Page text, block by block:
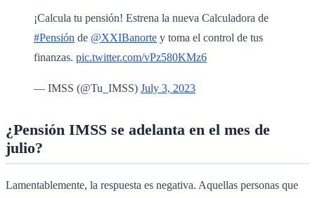
¡Calcula tu pensión! Estrena la nueva Calculadora de
#Pensión de @XXIBanorte y toma el control de tus
finanzas. pic.twitter.com/vPz580KMz6
— IMSS (@Tu_IMSS) July 3, 2023
¿Pensión IMSS se adelanta en el mes de
julio?
Lamentablemente, la respuesta es negativa. Aquellas personas que